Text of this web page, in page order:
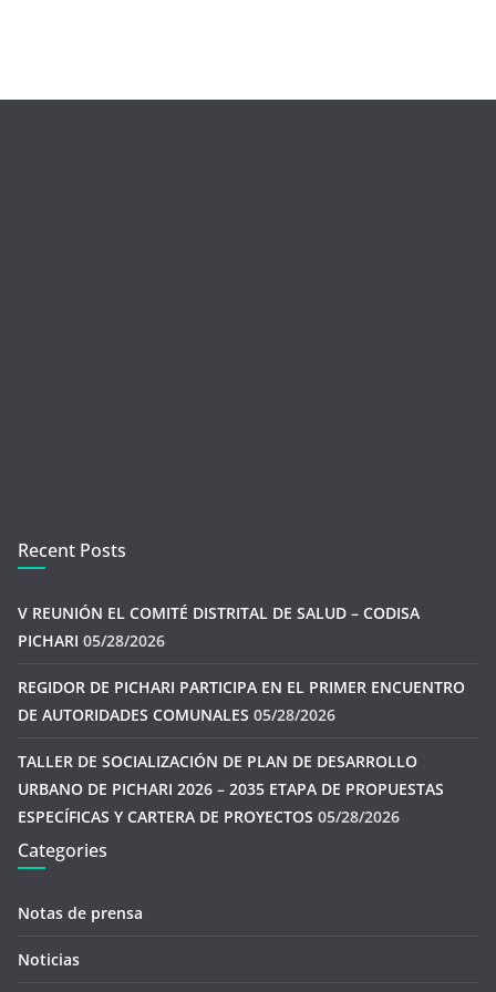
Recent Posts
V REUNIÓN EL COMITÉ DISTRITAL DE SALUD – CODISA
PICHARI 05/28/2026
REGIDOR DE PICHARI PARTICIPA EN EL PRIMER ENCUENTRO
DE AUTORIDADES COMUNALES 05/28/2026
TALLER DE SOCIALIZACIÓN DE PLAN DE DESARROLLO
URBANO DE PICHARI 2026 – 2035 ETAPA DE PROPUESTAS
ESPECÍFICAS Y CARTERA DE PROYECTOS 05/28/2026
Categories
Notas de prensa
Noticias